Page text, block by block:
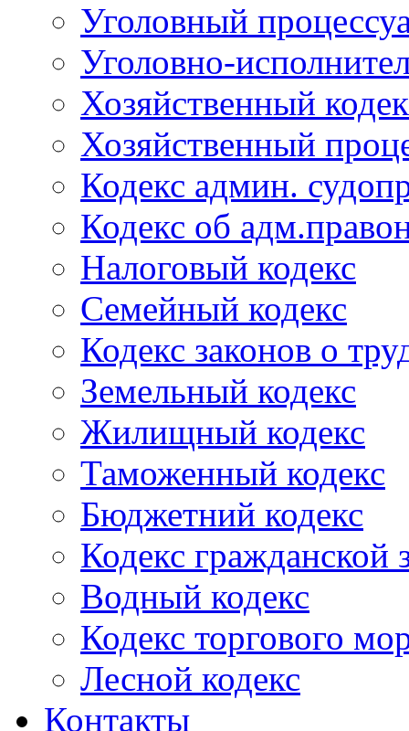
Уголовный
Уголовно-
Хозяйственный
Хозяйственный
Кодекс админ.
Кодекс об
Налоговый кодекс
Семейный кодекс
Кодекс законов о
Земельный кодекс
Жилищный кодекс
Таможенный кодекс
Бюджетний кодекс
Кодекс гражданской
Водный кодекс
Кодекс торгового
Лесной кодекс
Контакты